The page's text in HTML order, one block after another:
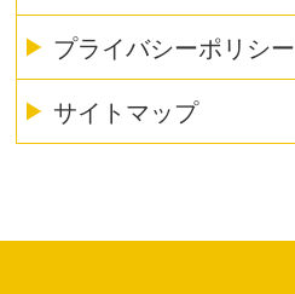
プライバシーポリシー
サイトマップ